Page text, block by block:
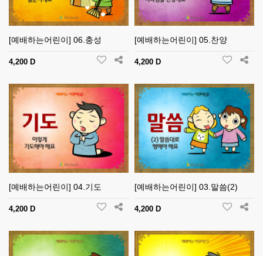
[예배하는어린이] 06.충성
4,200 D
[예배하는어린이] 05.찬양
4,200 D
[예배하는어린이] 04.기도
4,200 D
[예배하는어린이] 03.말씀(2)
4,200 D